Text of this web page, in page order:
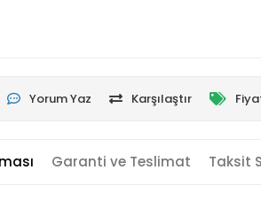
Yorum Yaz Karşılaştır
Garanti ve Teslimat Taksit